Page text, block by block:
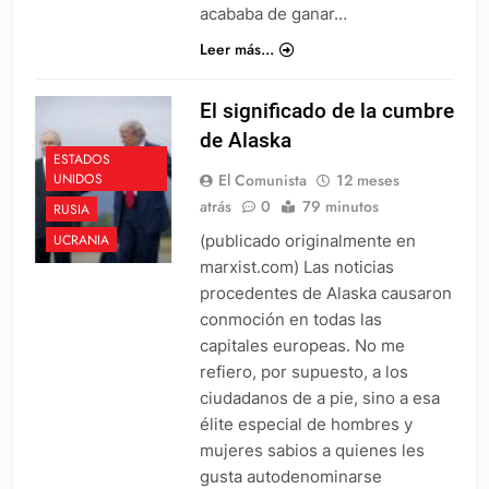
acababa de ganar…
Leer más...
ESTADOS
UNIDOS
RUSIA
UCRANIA
El significado de la cumbre
de Alaska
El Comunista
12 meses
atrás
0 79 minutos
(publicado originalmente en
marxist.com) Las noticias
procedentes de Alaska causaron
conmoción en todas las
capitales europeas. No me
refiero, por supuesto, a los
ciudadanos de a pie, sino a esa
élite especial de hombres y
mujeres sabios a quienes les
gusta autodenominarse